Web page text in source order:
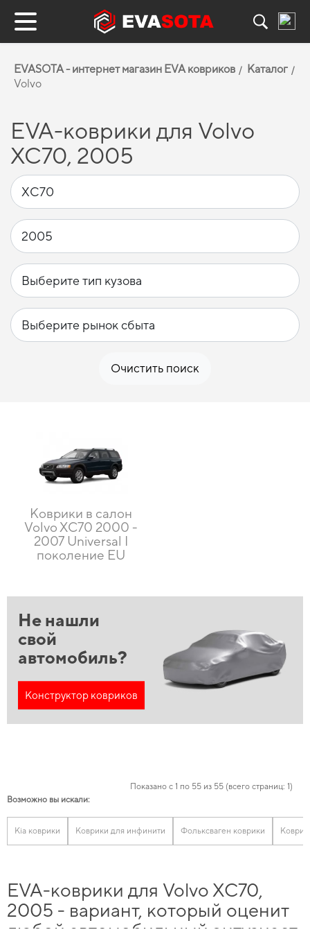
EVASOTA - интернет магазин EVA ковриков
Каталог
Volvo
EVA-коврики для Volvo
XC70, 2005
Очистить поиск
Коврики в салон
Volvo XC70 2000 -
2007 Universal I
поколение EU
Не нашли
свой
автомобиль?
Конструктор ковриков
Показано с 1 по 55 из 55 (всего страниц: 1)
Возможно вы искали:
Kia коврики Коврики для инфинити Фольксваген коврики
EVA-коврики для Volvo XC70,
2005 - вариант, который оценит